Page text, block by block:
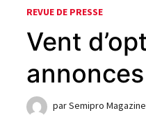
REVUE DE PRESSE
Vent
annonces
parSemipro Magazine